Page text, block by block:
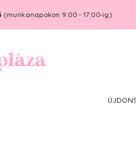
(munkanapokon 9:00 - 17:00-ig)